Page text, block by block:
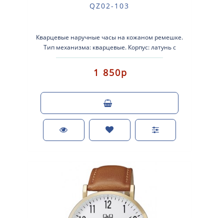
QZ02-103
Кварцевые наручные часы на кожаном ремешке.
Тип механизма: кварцевые. Корпус: латунь с
желтым покрытием. Кожаный ..
1 850р